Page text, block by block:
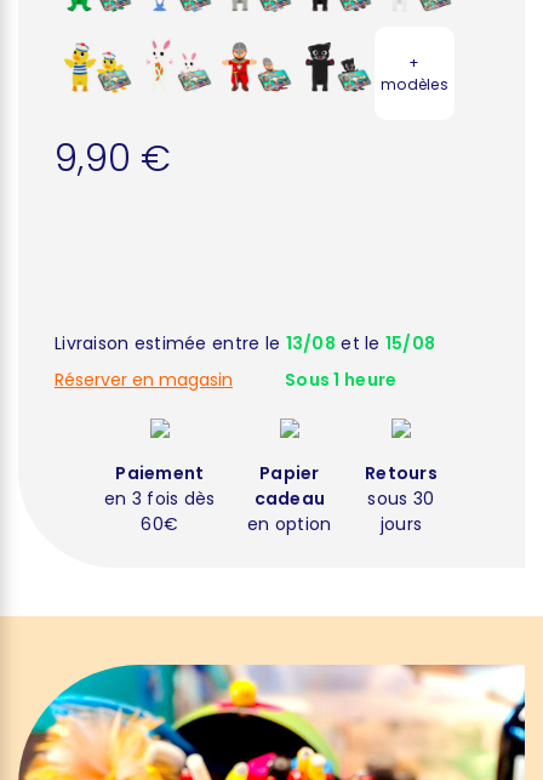
+
modèles
9,90 €
Livraison estimée entre le 13/08 et le 15/08
Réserver en magasin
Sous 1 heure
Paiement
en 3 fois dès
60€
Papier
cadeau
en option
Retours
sous 30
jours